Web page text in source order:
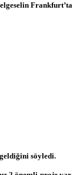
Frankfurt’ta
söyledi.